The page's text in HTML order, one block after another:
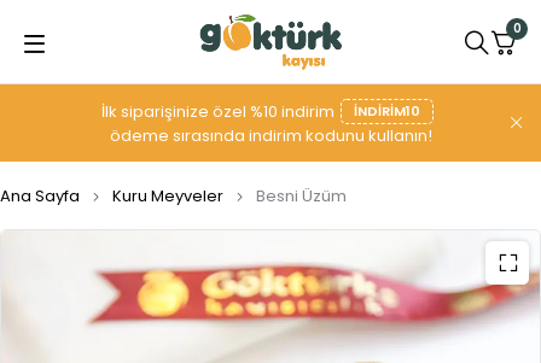
İlk siparişinize özel %10 indirim INDIRIM10
ödeme sırasında indirim kodunu kullanın!
0
Ana Sayfa Kuru Meyveler Besni Üzüm